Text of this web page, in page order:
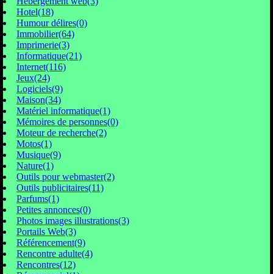
Hotel(18)
Humour délires(0)
Immobilier(64)
Imprimerie(3)
Informatique(21)
Internet(116)
Jeux(24)
Logiciels(9)
Maison(34)
Matériel informatique(1)
Mémoires de personnes(0)
Moteur de recherche(2)
Motos(1)
Musique(9)
Nature(1)
Outils pour webmaster(2)
Outils publicitaires(11)
Parfums(1)
Petites annonces(0)
Photos images illustrations(3)
Portails Web(3)
Référencement(9)
Rencontre adulte(4)
Rencontres(12)